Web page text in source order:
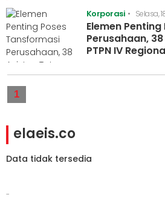
Korporasi • Selasa,
Elemen
Perusahaan,
PTPN IV
1
elaeis.co
Data tidak tersedia
-